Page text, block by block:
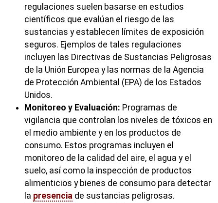
regulaciones suelen basarse en estudios
científicos que evalúan el riesgo de las
sustancias y establecen límites de exposición
seguros. Ejemplos de tales regulaciones
incluyen las Directivas de Sustancias Peligrosas
de la Unión Europea y las normas de la Agencia
de Protección Ambiental (EPA) de los Estados
Unidos.
Monitoreo y Evaluación: Programas de
vigilancia que controlan los niveles de tóxicos en
el medio ambiente y en los productos de
consumo. Estos programas incluyen el
monitoreo de la calidad del aire, el agua y el
suelo, así como la inspección de productos
alimenticios y bienes de consumo para detectar
la presencia de sustancias peligrosas.